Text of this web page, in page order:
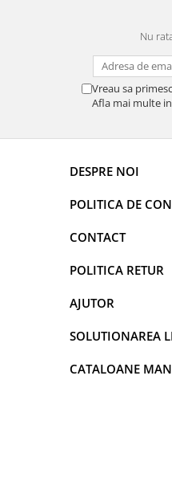
DECOR MOS NICOLAE
TEMATICA FLORALA
DECOR OKTOBER FEST
CUMPARA LA PALET
Nu
Vreau sa
Afla mai multe in
DESPRE NOI
POLITICA DE
CONTACT
POLITICA RETUR
AJUTOR
SOLUTIONAREA
CATALOANE